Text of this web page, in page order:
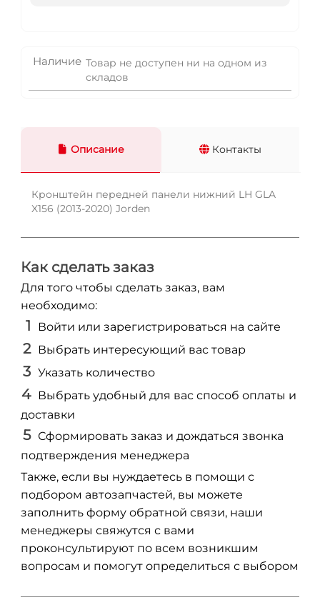
Наличие Товар не доступен ни на одном из
складов
Описание Контакты
Кронштейн передней панели нижний LH GLA
X156 (2013-2020) Jorden
Как сделать заказ
Для того чтобы сделать заказ, вам
необходимо:
Войти или зарегистрироваться на сайте
Выбрать интересующий вас товар
Указать количество
Выбрать удобный для вас способ оплаты и
доставки
Сформировать заказ и дождаться звонка
подтверждения менеджера
Также, если вы нуждаетесь в помощи с
подбором автозапчастей, вы можете
заполнить форму обратной связи, наши
менеджеры свяжутся с вами
проконсультируют по всем возникшим
вопросам и помогут определиться с выбором